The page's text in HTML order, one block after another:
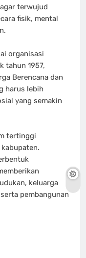
terwujud
fisik, mental
organisasi
tahun 1957,
Berencana dan
harus lebih
yang semakin
tertinggi
keluarga
pembangunan